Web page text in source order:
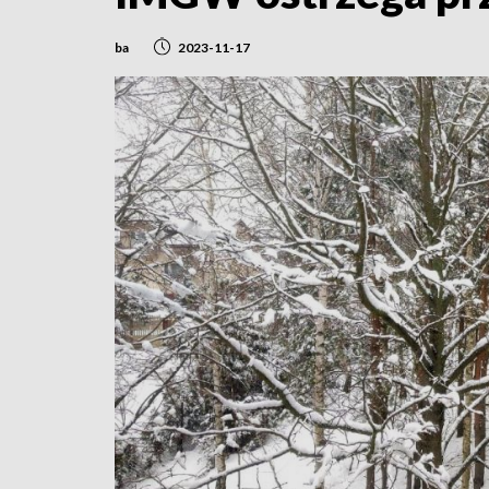
ba 2023-11-17